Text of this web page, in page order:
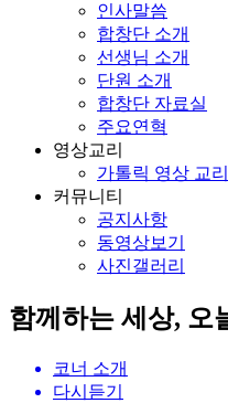
인사말씀
합창단 소개
선생님 소개
단원 소개
합창단 자료실
주요연혁
영상교리
가톨릭 영상 교리
커뮤니티
공지사항
동영상보기
사진갤러리
함께하는 세상, 오
코너 소개
다시듣기